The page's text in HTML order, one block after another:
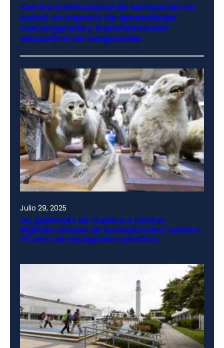
Centro institucional de simulación en
salud: un espacio de aprendizaje,
convergencia y transformación
educativa de vanguardia
Julio 29, 2025
De gabinetes de madera a vitrinas
digitales: Museo de Zoología UdeC celebra
70 años de divulgación científica